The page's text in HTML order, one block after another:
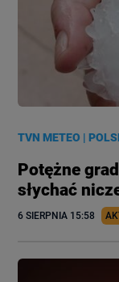
TVN METEO |
Potężne
słychać
6 SIERPNIA 15:58